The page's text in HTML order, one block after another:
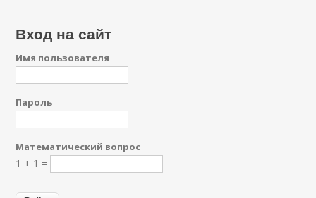
Вход на сайт
Имя пользователя
Пароль
Математический вопрос
1 + 1 =